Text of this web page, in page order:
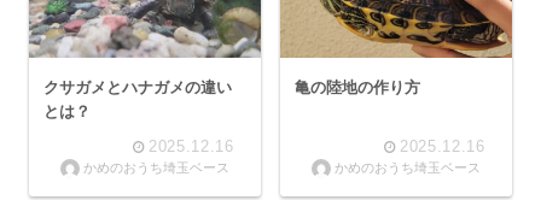
クサガメとハナガメの違い
とは？
2025.12.16
かめのおうち埼玉ベース
亀の陸地の作り方
2025.12.16
かめのおうち埼玉ベース